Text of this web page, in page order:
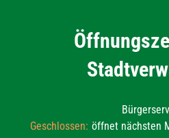
Klicken, um weitere Öffnungs-
Geschlossen: öffnet nächsten